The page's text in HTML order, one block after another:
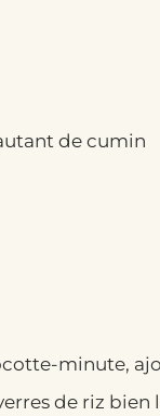
de cumin
minute,
de riz bien